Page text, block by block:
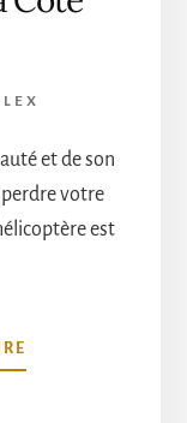
et de son
perdre votre
est